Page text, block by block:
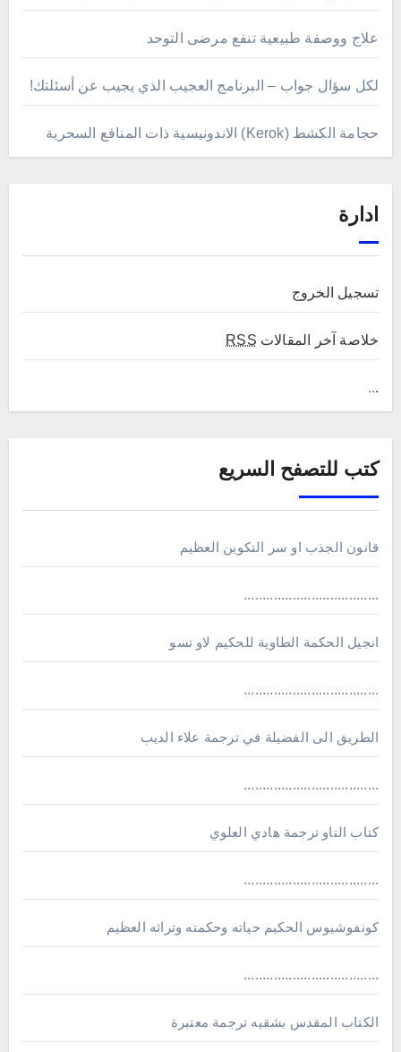
علاج ووصفة طبيعية تنفع مرضى التوحد
لكل سؤال جواب – البرنامج العجيب الذي يجيب عن أسئلتك!
حجامة الكشط (Kerok) الاندونيسية ذات المنافع السحرية
ادارة
تسجيل الخروج
خلاصة آخر المقالات RSS
.
..
كتب للتصفح السريع
قانون الجذب او سر التكوين العظيم
....................................
انجيل الحكمة الطاوية للحكيم لاو تسو
....................................
الطريق الى الفضيلة في ترجمة علاء الديب
....................................
كتاب التاو ترجمة هادي العلوي
....................................
كونفوشيوس الحكيم حياته وحكمته وتراثه العظيم
....................................
الكتاب المقدس بشقيه ترجمة معتبرة